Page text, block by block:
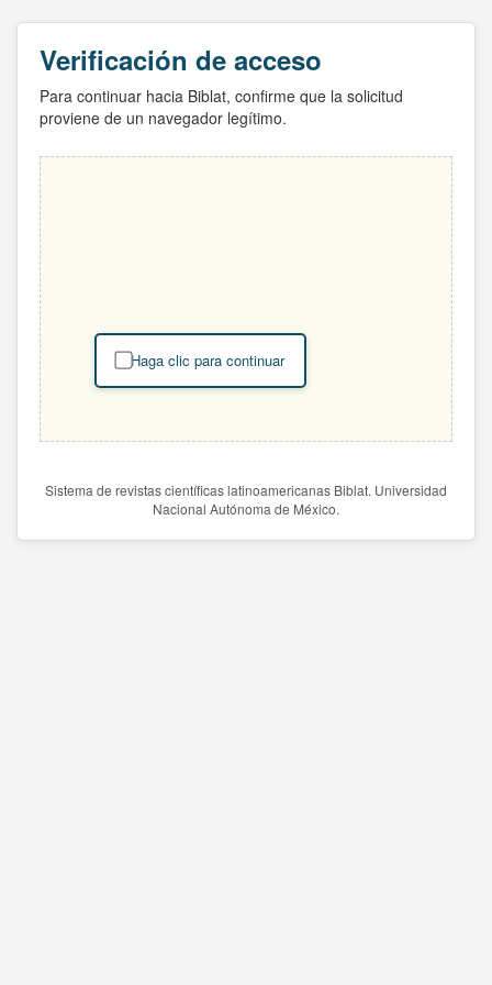
Verificación de acceso
Para continuar hacia Biblat, confirme que la solicitud
proviene de un navegador legítimo.
Haga clic para continuar
Sistema de revistas científicas latinoamericanas Biblat. Universidad
Nacional Autónoma de México.